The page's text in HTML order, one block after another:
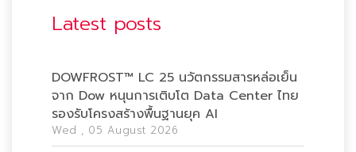
Latest posts
DOWFROST™ LC 25 นวัตกรรมสารหล่อเย็น
จาก Dow หนุนการเติบโต Data Center ไทย
รองรับโครงสร้างพื้นฐานยุค AI
Wed , 05 August 2026